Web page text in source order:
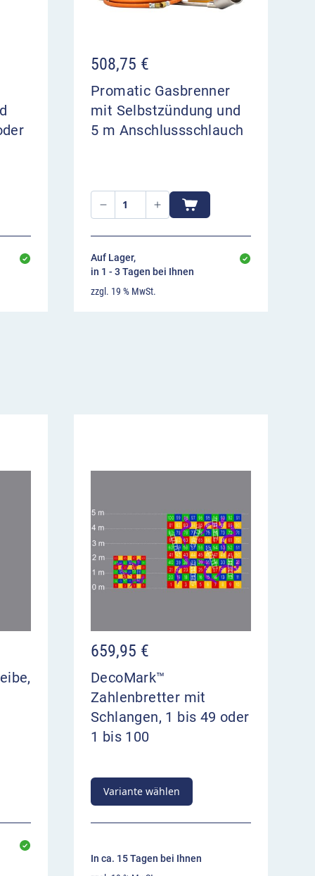
508,75 €
Promatic Gasbrenner
mit Selbstzündung und
5 m Anschlussschlauch
Auf Lager,
in 1 - 3 Tagen bei Ihnen
zzgl. 19 % MwSt.
659,95 €
DecoMark™
Zahlenbretter mit
Schlangen, 1 bis 49 oder
1 bis 100
Variante wählen
In ca. 15 Tagen bei Ihnen